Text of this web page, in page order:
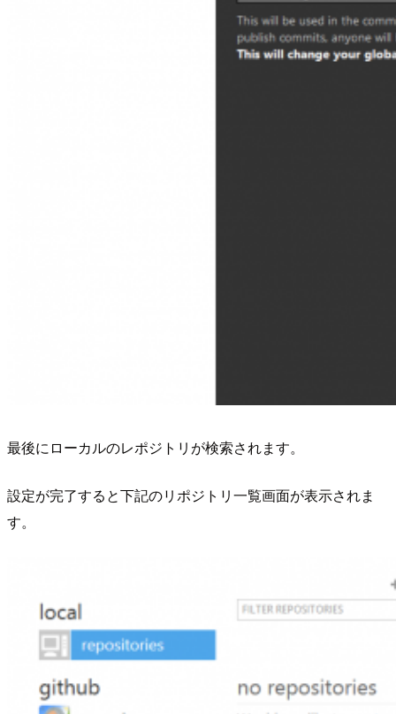
最後にローカルのレポジトリが検索されます。
設定が完了すると下記のリポジトリ一覧画面が表示されま
す。